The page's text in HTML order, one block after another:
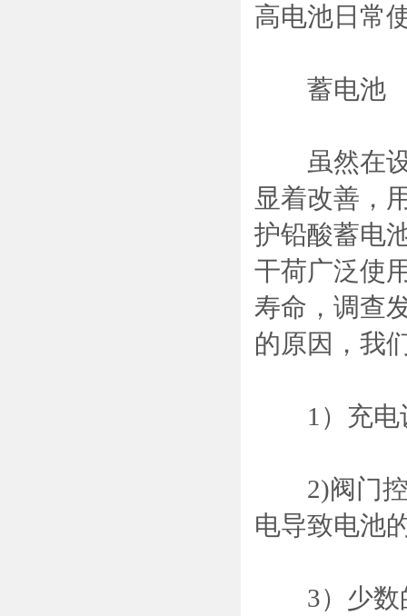
高电池日常
蓄电池
虽然在设
显着改善，
护铅酸蓄电
干荷广泛使
寿命，调查
的原因，我
1）充电设
2)阀门控
电导致电池
3）少数的